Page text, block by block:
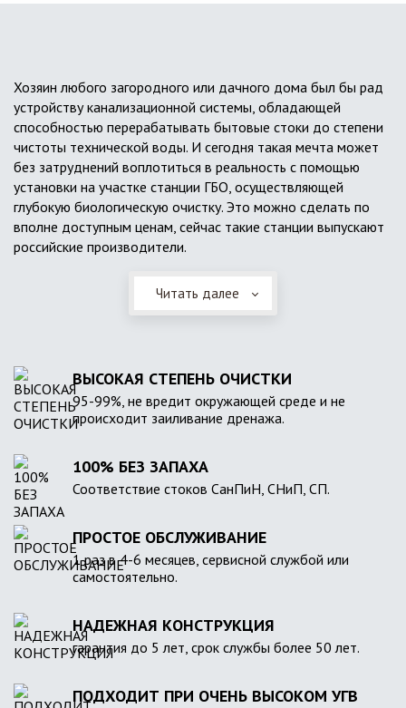
Хозяин любого загородного или дачного дома был бы рад
устройству канализационной системы, обладающей
способностью перерабатывать бытовые стоки до степени
чистоты технической воды. И сегодня такая мечта может
без затруднений воплотиться в реальность с помощью
установки на участке станции ГБО, осуществляющей
глубокую биологическую очистку. Это можно сделать по
вполне доступным ценам, сейчас такие станции выпускают
российские производители.
Читать далее
ВЫСОКАЯ СТЕПЕНЬ ОЧИСТКИ
95-99%, не вредит окружающей среде и не
происходит заиливание дренажа.
100% БЕЗ ЗАПАХА
Соответствие стоков СанПиН, СНиП, СП.
ПРОСТОЕ ОБСЛУЖИВАНИЕ
1 раз в 4-6 месяцев, сервисной службой или
самостоятельно.
НАДЕЖНАЯ КОНСТРУКЦИЯ
гарантия до 5 лет, срок службы более 50 лет.
ПОДХОДИТ ПРИ ОЧЕНЬ ВЫСОКОМ УГВ